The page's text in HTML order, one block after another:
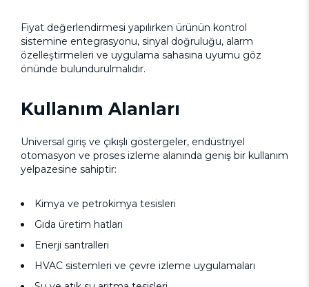
Fiyat değerlendirmesi yapılırken ürünün kontrol
sistemine entegrasyonu, sinyal doğruluğu, alarm
özelleştirmeleri ve uygulama sahasına uyumu göz
önünde bulundurulmalıdır.
Kullanım Alanları
Universal giriş ve çıkışlı göstergeler, endüstriyel
otomasyon ve proses izleme alanında geniş bir kullanım
yelpazesine sahiptir:
Kimya ve petrokimya tesisleri
Gıda üretim hatları
Enerji santralleri
HVAC sistemleri ve çevre izleme uygulamaları